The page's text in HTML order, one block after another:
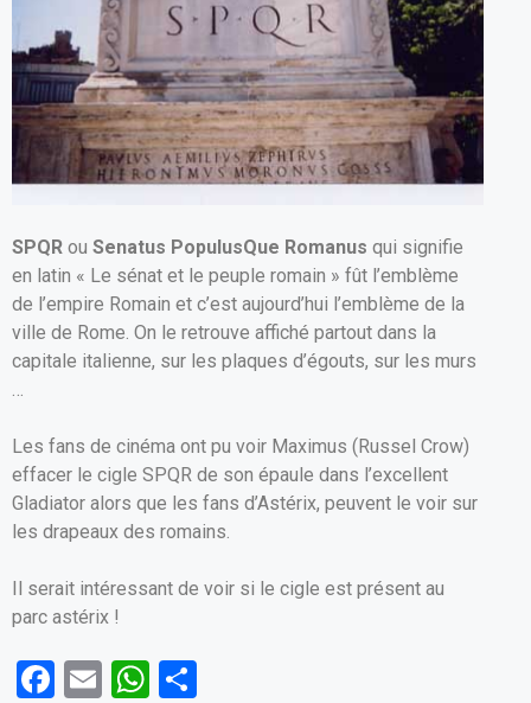
o
k
p
p
SPQR ou Senatus PopulusQue Romanus qui signifie
en latin « Le sénat et le peuple romain » fût l’emblème
de l’empire Romain et c’est aujourd’hui l’emblème de la
ville de Rome. On le retrouve affiché partout dans la
capitale italienne, sur les plaques d’égouts, sur les murs
Les fans de cinéma ont pu voir Maximus (Russel Crow)
effacer le cigle SPQR de son épaule dans l’excellent
Gladiator alors que les fans d’Astérix, peuvent le voir sur
les drapeaux des romains.
Il serait intéressant de voir si le cigle est présent au
parc astérix !
F
E
W